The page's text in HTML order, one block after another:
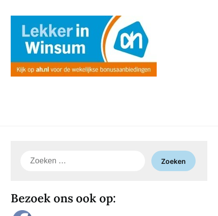
Zoeken
Bezoek ons ook op: